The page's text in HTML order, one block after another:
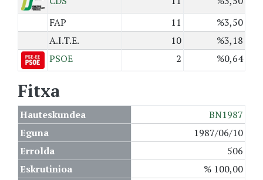
FAP
11
%3,50
A.I.T.E.
10
%3,18
PSOE
2 %0,64
Fitxa
Hauteskundea
BN1987
Eguna
1987/06/10
Errolda
506
Eskrutinioa
% 100,00